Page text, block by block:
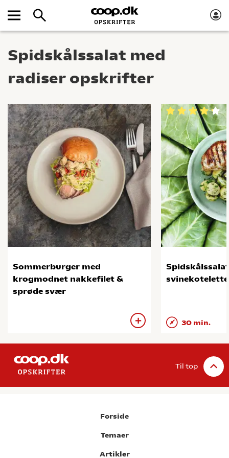
Spidskålssalat med
radiser opskrifter
Sommerburger med
krogmodnet nakkefilet &
sprøde svær
30 min.
Til top
Forside
Temaer
Artikler